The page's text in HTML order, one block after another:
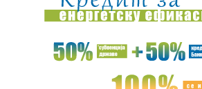
19:51:Dunav na rekordno niskom nivou:
se velik...
19:51:Odmor u Beogradu završio
Amerike "zar...
Volkswagen sprema zaokret,